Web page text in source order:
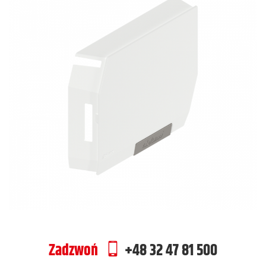
Zadzwoń +48 32 47 81 500